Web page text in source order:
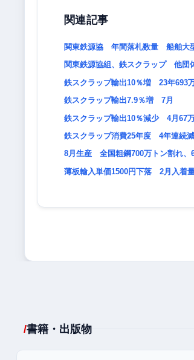
関連記事
関東鉄源協 年間落札数量 船舶大
関東鉄源協組、鉄スクラップ 他
鉄スクラップ輸出10％増 23年693
鉄スクラップ輸出7.9％増 7月
鉄スクラップ輸出10％減少 4月67
鉄スクラップ消費25年度 4年連続
8月生産 全国粗鋼700万トン割れ、
薄板輸入単価1500円下落 2月入着
書籍・出版物